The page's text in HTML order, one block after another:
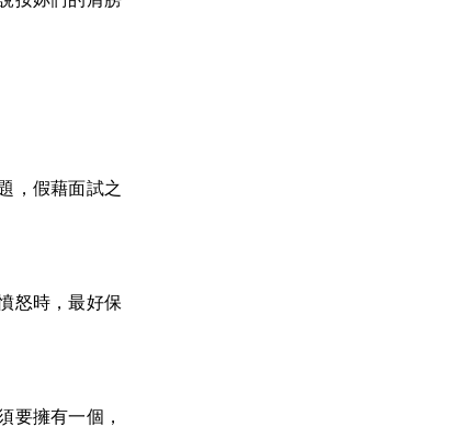
，假藉面試之
怒時，最好保
要擁有一個，